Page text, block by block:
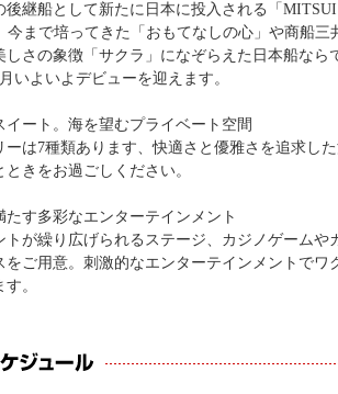
後継船として新たに日本に投入される「
今まで培ってきた「おもてなしの心」や商船三
しさの象徴「サクラ」になぞらえた日本船なら
いよいよデビューを迎えます。
ート。海を望むプライベート空間
ーは7種類あります、快適さと優雅さを追求し
きをお過ごしください。
す多彩なエンターテインメント
トが繰り広げられるステージ、カジノゲームや
をご用意。刺激的なエンターテインメントでワ
。